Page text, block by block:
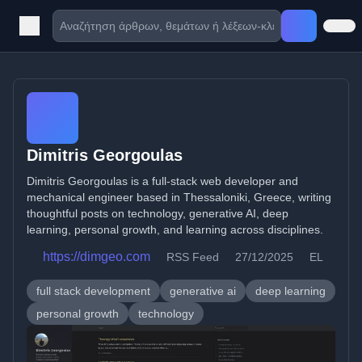
Dimitris Georgoulas
Dimitris Georgoulas is a full-stack web developer and
mechanical engineer based in Thessaloniki, Greece, writing
thoughtful posts on technology, generative AI, deep
learning, personal growth, and learning across disciplines.
https://dimgeo.com RSS Feed 27/12/2025 EL
full stack development generative ai
deep learning
personal growth
technology